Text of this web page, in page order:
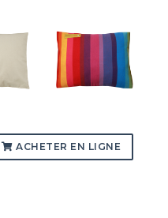
ACHETER EN LIGNE